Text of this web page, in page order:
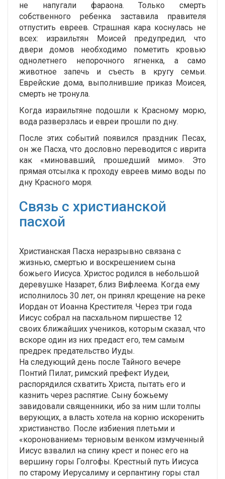
не напугали фараона. Только смерть
собственного ребенка заставила правителя
отпустить евреев. Страшная кара коснулась не
всех: израильтян Моисей предупредил, что
двери домов необходимо пометить кровью
однолетнего непорочного ягненка, а само
животное запечь и съесть в кругу семьи.
Еврейские дома, выполнившие приказ Моисея,
смерть не тронула.
Когда израильтяне подошли к Красному морю,
вода разверзлась и евреи прошли по дну.
После этих событий появился праздник Песах,
он же Пасха, что дословно переводится с иврита
как «миновавший, прошедший мимо». Это
прямая отсылка к проходу евреев мимо воды по
дну Красного моря.
Связь с христианской
пасхой
Христианская Пасха неразрывно связана с
жизнью, смертью и воскрешением сына
божьего Иисуса. Христос родился в небольшой
деревушке Назарет, близ Вифлеема. Когда ему
исполнилось 30 лет, он принял крещение на реке
Иордан от Иоанна Крестителя. Через три года
Иисус собрал на пасхальном пиршестве 12
своих ближайших учеников, которым сказал, что
вскоре один из них предаст его, тем самым
предрек предательство Иуды.
На следующий день после Тайного вечере
Понтий Пилат, римский префект Иудеи,
распорядился схватить Христа, пытать его и
казнить через распятие. Сыну божьему
завидовали священники, ибо за ним шли толпы
верующих, а власть хотела на корню искоренить
христианство. После избиения плетьми и
«коронованием» терновым венком измученный
Иисус взвалил на спину крест и понес его на
вершину горы Голгофы. Крестный путь Иисуса
по старому Иерусалиму и серпантину горы стал